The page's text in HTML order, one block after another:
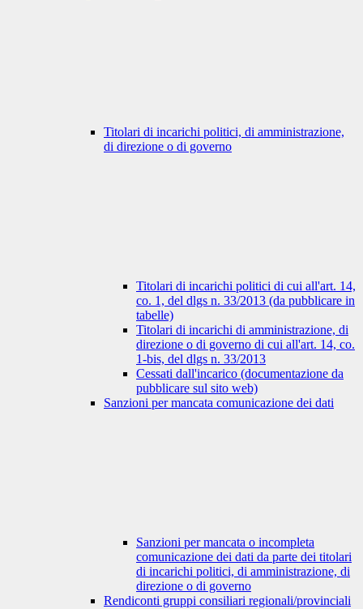
Titolari di incarichi politici, di amministrazione,
di direzione o di governo
Titolari di incarichi politici di cui all'art. 14,
co. 1, del dlgs n. 33/2013 (da pubblicare in
tabelle)
Titolari di incarichi di amministrazione, di
direzione o di governo di cui all'art. 14, co.
1-bis, del dlgs n. 33/2013
Cessati dall'incarico (documentazione da
pubblicare sul sito web)
Sanzioni per mancata comunicazione dei dati
Sanzioni per mancata o incompleta
comunicazione dei dati da parte dei titolari
di incarichi politici, di amministrazione, di
direzione o di governo
Rendiconti gruppi consiliari regionali/provinciali